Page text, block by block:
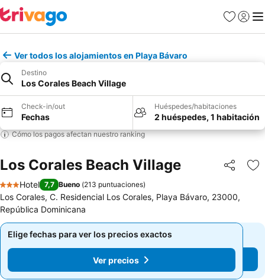
Favoritos
Iniciar
Ver todos los alojamientos en Playa Bávaro
Destino
Los Corales Beach Village
Check-in/out
Fechas
Huéspedes/habitaciones
2 huéspedes, 1 habitación
Cómo los pagos afectan nuestro ranking
Los Corales Beach Village Compartir
3 Estrellas
Hotel 7,7 Bueno (213 puntuaciones)
Los Corales, C. Residencial Los Corales, Playa Bávaro, 23000,
República Dominicana
Elige fechas para ver los precios exactos
Ver precios
Elige fechas para ver los precios exactos
Ver precios